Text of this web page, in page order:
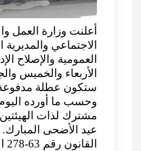
أعلنت وزارة العمل
الاجتماعي والمديرية
العمومية والإصلاح
الأربعاء والخميس
ستكون عطلة مدفوعة
وحسب ما أورده اليوم
مشترك لذات
عيد الأضحى